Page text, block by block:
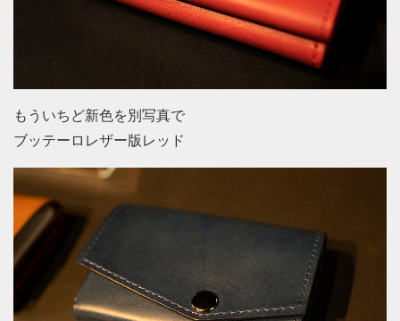
もういちど新色を別写真で
ブッテーロレザー版レッド